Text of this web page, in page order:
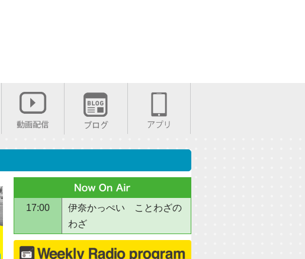
17:00
伊奈かっぺい ことわざの
わざ